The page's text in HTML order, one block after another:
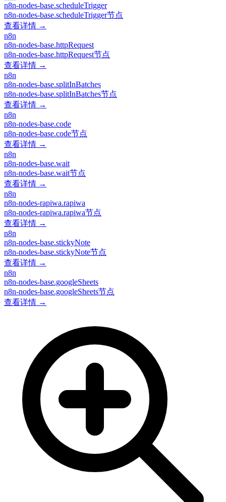
n8n-nodes-base.scheduleTrigger
n8n-nodes-base.scheduleTrigger节点
查看详情 →
n8n
n8n-nodes-base.httpRequest
n8n-nodes-base.httpRequest节点
查看详情 →
n8n
n8n-nodes-base.splitInBatches
n8n-nodes-base.splitInBatches节点
查看详情 →
n8n
n8n-nodes-base.code
n8n-nodes-base.code节点
查看详情 →
n8n
n8n-nodes-base.wait
n8n-nodes-base.wait节点
查看详情 →
n8n
n8n-nodes-rapiwa.rapiwa
n8n-nodes-rapiwa.rapiwa节点
查看详情 →
n8n
n8n-nodes-base.stickyNote
n8n-nodes-base.stickyNote节点
查看详情 →
n8n
n8n-nodes-base.googleSheets
n8n-nodes-base.googleSheets节点
查看详情 →